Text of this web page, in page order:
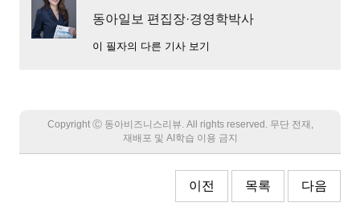
동아일보 편집장·경영학박사
이 필자의 다른 기사 보기
Copyright Ⓒ 동아비즈니스리뷰. All rights reserved. 무단 전재,
재배포 및 AI학습 이용 금지
이전 목록 다음